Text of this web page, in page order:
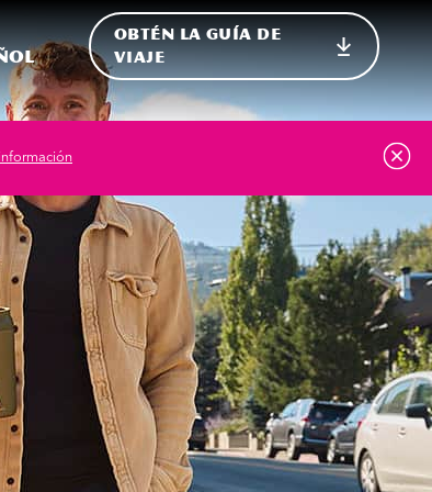
el sitio
Internacional
OBTÉN LA GUÍA DE
VIAJE